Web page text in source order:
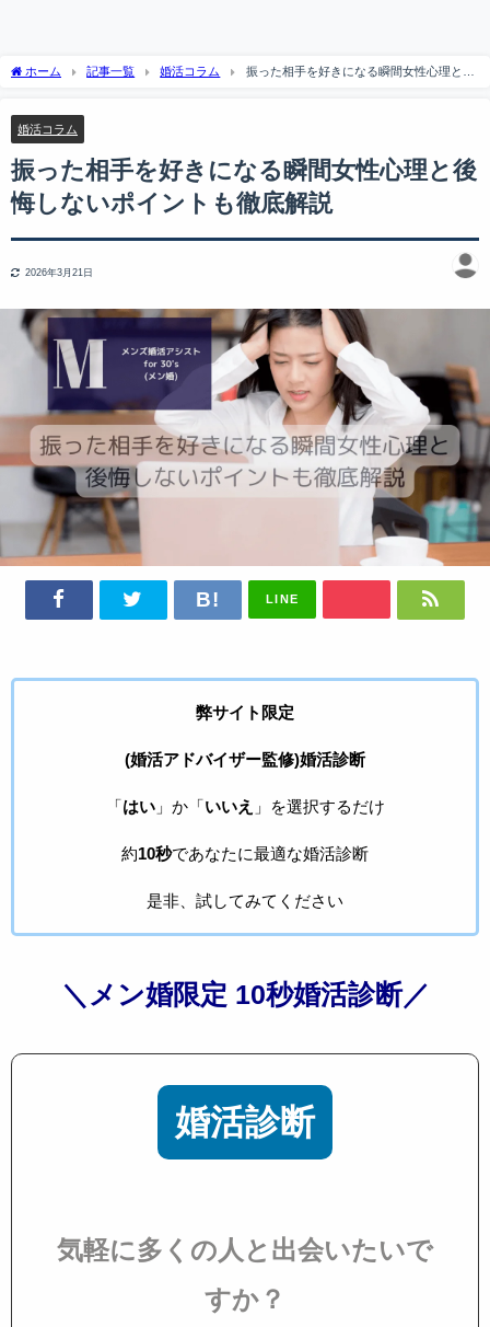
ホーム 記事一覧 婚活コラム
振った相手を好きになる瞬間女性心理と後
婚活コラム
振った相手を好きになる瞬間女性心理と後
悔しないポイントも徹底解説
2026年3月21日
LINE
弊サイト限定
(婚活アドバイザー監修)婚活診断
「はい」か「いいえ 」を選択するだけ
約10秒であなたに最適な婚活診断
是非、試してみてください
＼メン婚限定 10秒婚活診断／
婚活診断
気軽に多くの人と出会いたいで
すか？